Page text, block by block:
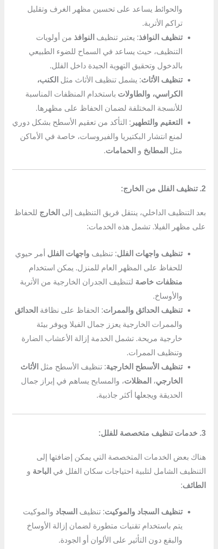
والحوائط يساعد على تحسين مظهر الغرف وتقليل
تراكم الأتربة.
تنظيف النوافذ: يعتبر تنظيف النوافذ من أولويات
التنظيف، حيث يساعد في السماح للضوء الطبيعي
بالدخول وتحقيق التهوية الجيدة داخل الفلل.
تنظيف الأثاث: يشمل تنظيف الأثاث مثل الكنب،
الكراسي، والطاولات باستخدام المنظفات المناسبة
للأنسجة المختلفة لضمان الحفاظ على مظهرها.
التعقيم والتطهير : التأكد من تعقيم الأسطح بشكل دوري
لمنع انتشار البكتيريا والفيروسات، خاصة في الأماكن
مثل المطابخ و الحمامات.
2. تنظيف الفلل من الخارج:
بعد التنظيف الداخلي، ينتقل فريق التنظيف إلى الخارج للحفاظ
على مظهر الفيلا. تشمل هذه الخدمات:
تنظيف واجهات الفلل: تنظيف واجهات الفلل أمر حيوي
للحفاظ على المظهر العام للمنزل. يمكن استخدام
منظفات خاصة لتنظيف الجدران الخارجية من الأتربة
والأوساخ.
تنظيف الحدائق والممرات: الحفاظ على نظافة الحدائق
والممرات الخارجية يعزز جمال الفيلا ويوفر بيئة
خارجية مريحة. تشمل الخدمة إزالة الأعشاب الضارة
وتنظيف الممرات.
تنظيف الأسطح الخارجية: تنظيف الأسطح مثل الأثاث
الخارجي، المظلات، والمسابح يساهم في إبراز جمال
الحديقة ويجعلها أكثر جاذبية.
3. خدمات تنظيف متخصصة للفلل:
هناك بعض الخدمات المتخصصة التي يمكن إضافتها إلى
التنظيف الشامل لتلبية احتياجات سكان الفلل في الباحة و
الطائف:
تنظيف السجاد والموكيت: تنظيف السجاد والموكيت
يتم باستخدام تقنيات متطورة لضمان إزالة الأوساخ
والبقع دون التأثير على الألوان أو الجودة.